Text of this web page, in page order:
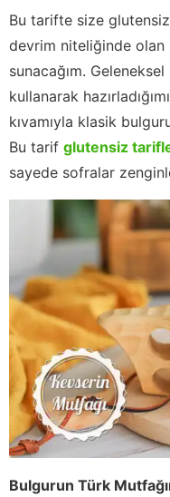
Bu tarifte size
devrim niteliğinde
sunacağım.
kullanarak
kıvamıyla klasik
Bu tarif glutensiz
sayede sofralar
Bulgurun Türk